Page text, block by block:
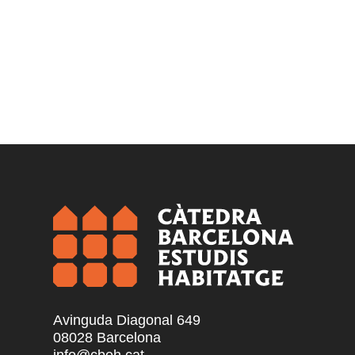
Avinguda Diagonal 649
08028 Barcelona